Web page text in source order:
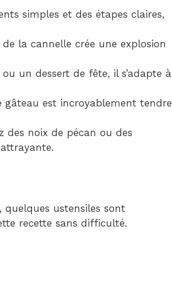
simples et des étapes claires,
la cannelle crée une explosion
un dessert de fête, il s’adapte à
gâteau est incroyablement tendre
des noix de pécan ou des
quelques ustensiles sont
recette sans difficulté.